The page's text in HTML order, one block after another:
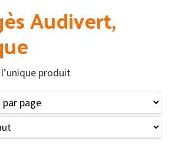
Audivert,
produit